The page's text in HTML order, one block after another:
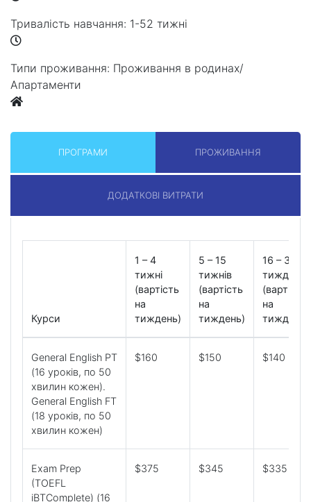
Тривалість навчання: 1-52 тижні
Типи проживання: Проживання в родинах/
Апартаменти
ПРОГРАМИ ПРОЖИВАННЯ
ДОДАТКОВІ ВИТРАТИ
Курси
1 – 4
тижні
(вартість
на
тиждень)
5 – 15
тижнів
(вартість
на
тиждень)
16 – 31
тиждень
(вартість
на
тиждень)
General English PT
(16 уроків, по 50
хвилин кожен).
General English FT
(18 уроків, по 50
хвилин кожен)
$160 $150 $140
Exam Prep
(TOEFL
iBTComplete) (16
$375 $345 $335